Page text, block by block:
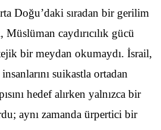
Doğu’daki sıradan bir gerilim
Müslüman caydırıcılık gücü
bir meydan okumaydı. İsrail,
suikastla ortadan
hedef alırken yalnızca bir
aynı zamanda ürpertici bir